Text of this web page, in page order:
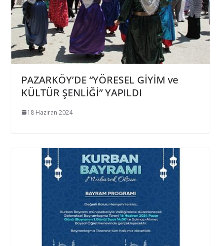
PAZARKÖY’DE “YÖRESEL GİYİM ve
KÜLTÜR ŞENLİĞİ” YAPILDI
18 Haziran 2024